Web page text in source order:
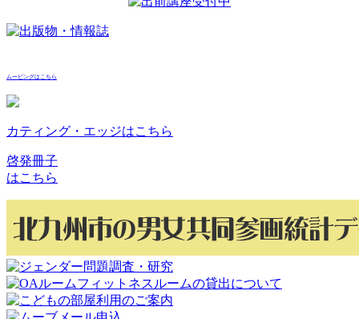
ムービングはこちら
カティング・エッジはこちら
啓発冊子
はこちら